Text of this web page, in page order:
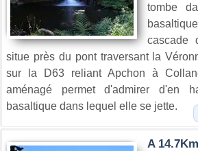
tombe
cascade
situe près du pont traversant la
sur la D63 reliant Apchon à
aménagé permet d'admirer d'en
basaltique dans lequel elle se jette.
A